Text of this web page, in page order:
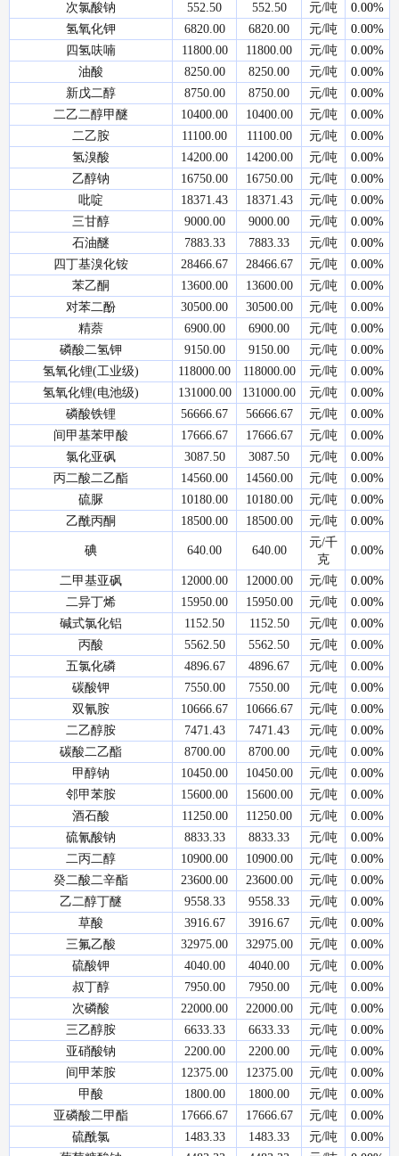
次氯酸钠 552.50 552.50 元/吨
0.00%
氢氧化钾
6820.00 6820.00 元/吨
0.00%
四氢呋喃
11800.00 11800.00 元/吨
0.00%
油酸
8250.00 8250.00 元/吨
0.00%
新戊二醇
8750.00 8750.00 元/吨
0.00%
二乙二醇甲醚
10400.00 10400.00 元/吨
0.00%
二乙胺
11100.00 11100.00 元/吨
0.00%
氢溴酸
14200.00 14200.00 元/吨
0.00%
乙醇钠
16750.00 16750.00 元/吨
0.00%
吡啶
18371.43 18371.43 元/吨
0.00%
三甘醇
9000.00 9000.00 元/吨
0.00%
石油醚
7883.33 7883.33 元/吨
0.00%
四丁基溴化铵
28466.67 28466.67 元/吨
0.00%
苯乙酮
13600.00 13600.00 元/吨
0.00%
对苯二酚
30500.00 30500.00 元/吨
0.00%
精萘
6900.00 6900.00 元/吨
0.00%
磷酸二氢钾
9150.00 9150.00 元/吨
0.00%
氢氧化锂(工业级)
118000.00 118000.00 元/吨
0.00%
氢氧化锂(电池级)
131000.00 131000.00 元/吨
0.00%
磷酸铁锂
56666.67 56666.67 元/吨
0.00%
间甲基苯甲酸
17666.67 17666.67 元/吨
0.00%
氯化亚砜
3087.50 3087.50 元/吨
0.00%
丙二酸二乙酯
14560.00 14560.00 元/吨
0.00%
硫脲
10180.00 10180.00 元/吨
0.00%
乙酰丙酮
18500.00 18500.00 元/吨 0.00%
碘 640.00 640.00
元/千
克
0.00%
二甲基亚砜 12000.00 12000.00 元/吨
0.00%
二异丁烯
15950.00 15950.00 元/吨
0.00%
碱式氯化铝
1152.50 1152.50 元/吨
0.00%
丙酸
5562.50 5562.50 元/吨
0.00%
五氯化磷
4896.67 4896.67 元/吨
0.00%
碳酸钾
7550.00 7550.00 元/吨
0.00%
双氰胺
10666.67 10666.67 元/吨
0.00%
二乙醇胺
7471.43 7471.43 元/吨
0.00%
碳酸二乙酯
8700.00 8700.00 元/吨
0.00%
甲醇钠
10450.00 10450.00 元/吨
0.00%
邻甲苯胺
15600.00 15600.00 元/吨
0.00%
酒石酸
11250.00 11250.00 元/吨
0.00%
硫氰酸钠
8833.33 8833.33 元/吨
0.00%
二丙二醇
10900.00 10900.00 元/吨
0.00%
癸二酸二辛酯
23600.00 23600.00 元/吨
0.00%
乙二醇丁醚
9558.33 9558.33 元/吨
0.00%
草酸
3916.67 3916.67 元/吨
0.00%
三氟乙酸
32975.00 32975.00 元/吨
0.00%
硫酸钾
4040.00 4040.00 元/吨
0.00%
叔丁醇
7950.00 7950.00 元/吨
0.00%
次磷酸
22000.00 22000.00 元/吨
0.00%
三乙醇胺
6633.33 6633.33 元/吨
0.00%
亚硝酸钠
2200.00 2200.00 元/吨
0.00%
间甲苯胺
12375.00 12375.00 元/吨
0.00%
甲酸
1800.00 1800.00 元/吨
0.00%
亚磷酸二甲酯
17666.67 17666.67 元/吨
0.00%
硫酰氯
1483.33 1483.33 元/吨
0.00%